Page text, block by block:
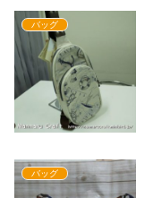
バッグ
バッグ